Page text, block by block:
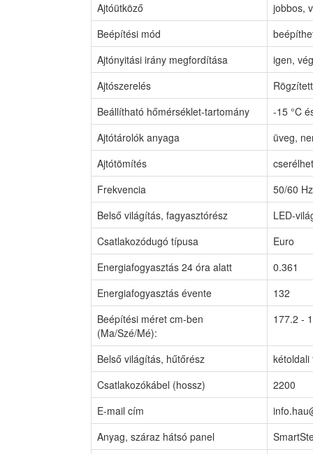
Ajtóütköző
jobbos,
Beépítési mód
Ajtónyitási irány megfordítása
igen,
Ajtószerelés
Beállítható hőmérséklet-tartomány
-15 °C
Ajtótárolók anyaga
üveg,
Ajtótömítés
Frekvencia
50/60 Hz
Belső világítás, fagyasztórész
LED-
Csatlakozódugó típusa
Euro
Energiafogyasztás 24 óra alatt
0.361
Energiafogyasztás évente
132
Beépítési méret cm-ben
(Ma/Szé/Mé):
177.2 -
Belső világítás, hűtőrész
kétoldali
Csatlakozókábel (hossz)
2200
E-mail cím
Anyag, száraz hátsó panel